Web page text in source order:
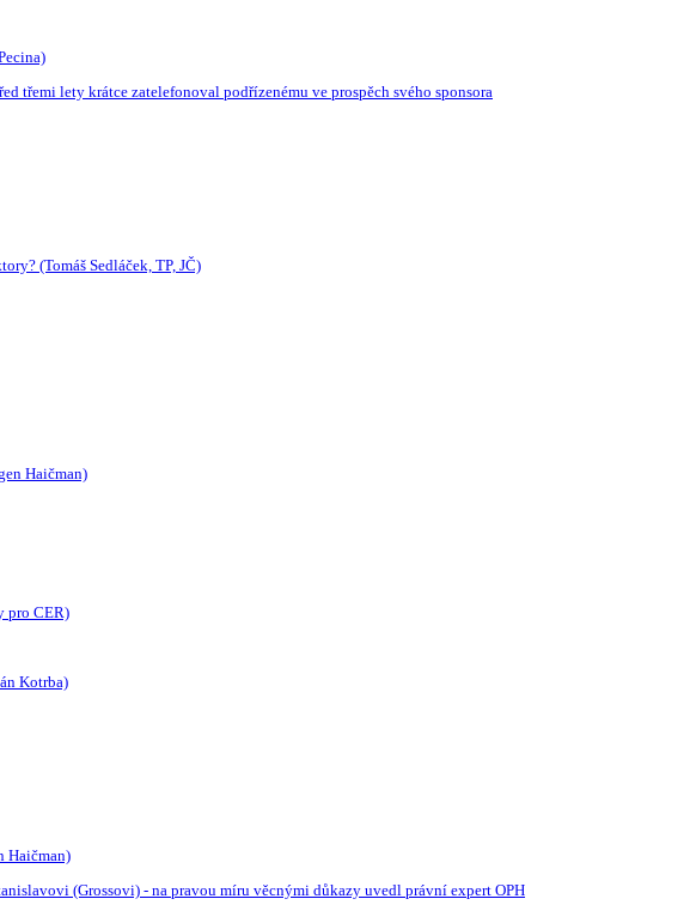
lety krátce zatelefonoval podřízenému ve prospěch svého sponsora
(Tomáš Sedláček, TP, JČ)
Haičman)
pro CER)
Kotrba)
Haičman)
(Grossovi) - na pravou míru věcnými důkazy uvedl právní expert OPH